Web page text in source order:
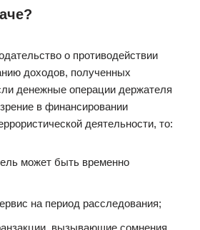
о противодействии
доходов, полученных
денежные операции держателя
в финансировании
деятельности, то:
может быть временно
на период расследования;
вызывающие сомнения.